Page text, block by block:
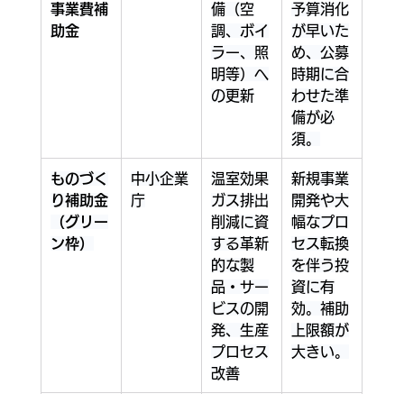
事業費補
助金
備（空
調、ボイ
ラー、照
明等）へ
の更新
予算消化
が早いた
め、公募
時期に合
わせた準
備が必
須。
ものづく
り補助金
（グリー
ン枠）
中小企業
庁
温室効果
ガス排出
削減に資
する革新
的な製
品・サー
ビスの開
発、生産
プロセス
改善
新規事業
開発や大
幅なプロ
セス転換
を伴う投
資に有
効。補助
上限額が
大きい。